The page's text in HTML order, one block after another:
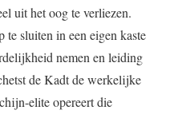
uit het oog te verliezen.
sluiten in een eigen kaste
nemen en leiding
de Kadt de werkelijke
elite opereert die